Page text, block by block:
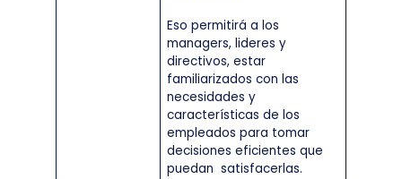
Eso permitirá a los
managers, lideres y
directivos, estar
familiarizados con las
necesidades y
características de los
empleados para tomar
decisiones eficientes que
puedan satisfacerlas.